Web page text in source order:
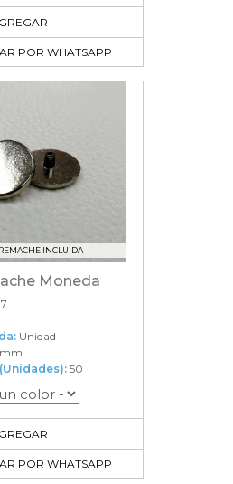
POR WHATSAPP
INCLUIDA
Moneda
Unidad
mm
50
el carrito
POR WHATSAPP